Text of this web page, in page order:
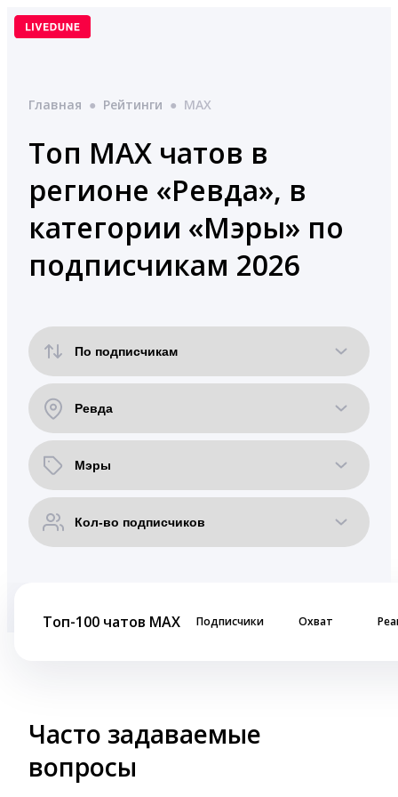
Перейти
Главная ● Рейтинги ● MAX
Топ MAX чатов в
регионе «Ревда», в
категории «Мэры» по
подписчикам 2026
Топ-100 чатов MAX Подписчики Охват
Часто задаваемые
вопросы